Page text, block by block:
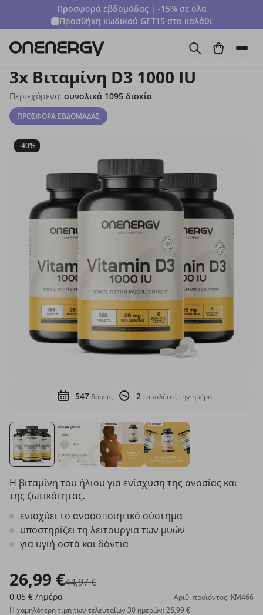
Προσφορά εβδομάδας | -15% σε όλα
Προσθήκη κωδικού GET15 στο καλάθι
3x Βιταμίνη D3 1000 IU
Περιεχόμενο: συνολικά 1095 δισκία
ΠΡΟΣΦΟΡΑ ΕΒΔΟΜΑΔΑΣ
-40%
547δόσεις 2ταμπλέτες την ημέρα
Η βιταμίνη του ήλιου για ενίσχυση της ανοσίας και
της ζωτικότητας.
ενισχύει το ανοσοποιητικό σύστημα
υποστηρίζει τη λειτουργία των μυών
για υγιή οστά και δόντια
26,99 €44,97 €
0,05 € /ημέρα
Αριθ. προϊόντος: KM466
Η χαμηλότερη τιμή των τελευταίων 30 ημερών: 26,99 €